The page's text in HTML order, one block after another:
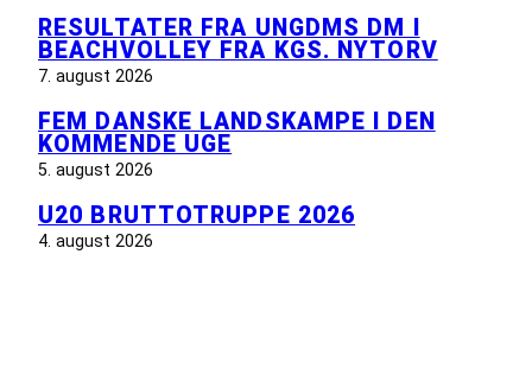
RESULTATER FRA UNGDMS DM I
BEACHVOLLEY FRA KGS. NYTORV
7. august 2026
FEM DANSKE LANDSKAMPE I DEN
KOMMENDE UGE
5. august 2026
U20 BRUTTOTRUPPE 2026
4. august 2026